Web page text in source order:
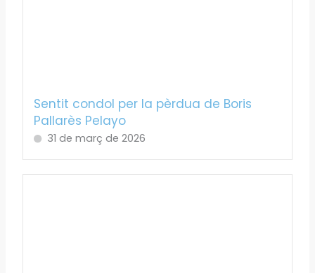
Sentit condol per la pèrdua de Boris
Pallarès Pelayo
31 de març de 2026